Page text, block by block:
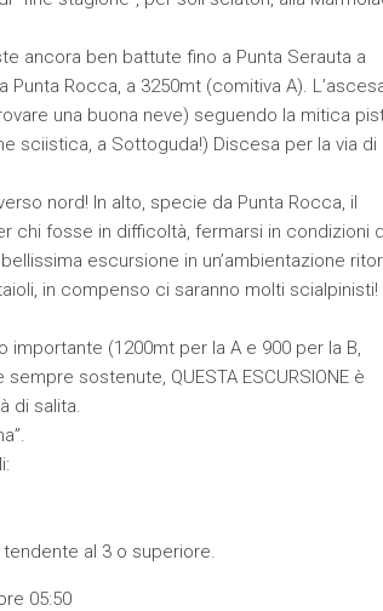
ancora ben battute fino a Punta Serauta a
Rocca, a 3250mt (comitiva A).
una buona neve) seguendo la mitica
sciistica, a Sottoguda!) Discesa per la via di
nord! In alto, specie da Punta Rocca, il
chi fosse in difficoltà, fermarsi in condizioni
escursione in un’ambientazione
in compenso ci saranno molti scialpinisti!
(1200mt per la A e 900 per la B,
sostenute, QUESTA ESCURSIONE è
di salita.
tendente al 3 o superiore.
05:50